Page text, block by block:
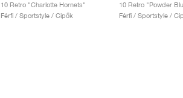
10 Retro "Charlotte Hornets"
Férfi / Sportstyle / Cipők
10 Retro "Powder
Férfi / Sportstyle /